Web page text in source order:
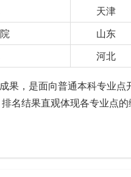
天津
山东
河北
果，是面向普通本科专业点
名结果直观体现各专业点